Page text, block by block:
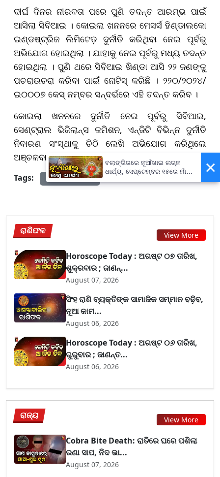
ଦୀର୍ଘ ଦିନର ନୀରବତା ପରେ ପୁଣି ତଦନ୍ତ ଆରମ୍ଭ ପାଇଁ
ଆସିଲା ସିବିଆଇ । କୋଇଲା ଖନନରେ ମେସର୍ସ ହିଣ୍ଡାଲକୋ
ଇଣ୍ଡଷ୍ଟ୍ରିଜ ଲିମିଟେଡ଼ ଦୁର୍ନୀତି କରିଥିବା ନେଇ ପୂର୍ବରୁ
ଅଭିଯୋଗ ହୋଇଥିଲା । ଯାହାକୁ ନେଇ ପୂର୍ବରୁ ମଧ୍ୟ ତଦନ୍ତ
ହୋଇଥିଲା । ପୁଣି ଥରେ ସିବିଆଇ ଖିଣ୍ଡା ଆସି ୨୨ ଜଣଙ୍କୁ
ପଚରାଉଚରା କରିବା ପାଇଁ ନୋଟିସ୍‌ କରିଛି । ୨୨୦/୨୦୨୪/
ଇ୦୦୦୭ କେସ୍ ନମ୍ବର ସନ୍ଦର୍ଭରେ ଏହି ତଦନ୍ତ କରିବ ।
କୋଇଲା ଖନନରେ ଦୁର୍ନୀତି ନେଇ ପୂର୍ବରୁ ସିବିଆଇ,
ସେଣ୍ଟ୍ରାଲ ଭିଜିଲାନ୍ସ କମିଶନ, ଏନ୍‌ଜିଟି ବିଭିନ୍ନ ଦୁର୍ନୀତି
ନିବାରଣ ସଂସ୍ଥାକୁ ଚିଠି ଲେଖି ଅଭିଯୋଗ କରିଥିଲେ
ଅଞ୍ଚଳବାସୀ ।
Tags: prameyanews7
ରାଶିଫଳ View More
Horoscope Today : ଅଗଷ୍ଟ ୦୭ ତାରିଖ,
ଶୁକ୍ରବାର ; ଜାଣନ୍...
August 07, 2026
ସିଂହ ରାଶି ବ୍ୟକ୍ତିଙ୍କ ସାମାଜିକ ସମ୍ମାନ ବଢ଼ିବ,
ନୂଆ କାମ...
August 06, 2026
Horoscope Today : ଅଗଷ୍ଟ ୦୬ ତାରିଖ,
ଗୁରୁବାର ; ଜାଣନ୍ତ...
August 06, 2026
ରାଜ୍ୟ View More
Cobra Bite Death: ରାତିରେ ଘରେ ପଶିଲା
ରଣା ସାପ, ନିଦ ଭା...
August 07, 2026
×
ବଲାଙ୍ଗିରରେ ନୂଆଁଖାଇ ଲଗ୍ନ
ଧାର୍ଯ୍ୟ, ସେପ୍ଟେମ୍ବର ୧୫ରେ ମାଁ